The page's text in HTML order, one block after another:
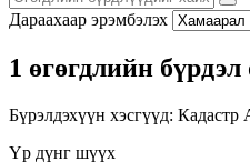
Дараахаар эрэмбэлэх
1 өгөгдлийн бүрдэл
Бүрэлдэхүүн хэсгүүд: Кадастр
Үр дүнг шүүх